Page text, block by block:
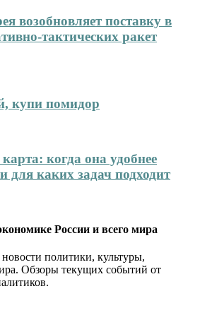
возобновляет поставку в
тактических ракет
купи помидор
когда она удобнее
для каких задач подходит
России и всего мира
политики, культуры,
Обзоры текущих событий от